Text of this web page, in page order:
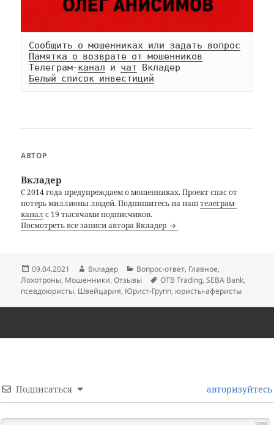
Сообщить о мошенниках или задать вопрос
Памятка о возврате от мошенников
Телеграм-канал и чат
Белый список инвестиций
АВТОР
Вкладер
С 2014 года предупреждаем о мошенниках. Проект спас от
потерь миллионы людей. Подпишитесь на наштелеграм-
каналс 19 тысячами подписчиков.
Посмотреть все записи автора Вкладер
Опубликовано
09.04.2021 Автор
Вкладер Рубрики
Вопрос-ответ, Главное,
Лохотроны, Мошенники,Отзывы Метки
OTB Trading,SEBA Bank,
псевдоюристы, Швейцария, Юрист-Групп, юристы-аферисты
Подписаться авторизуйтесь